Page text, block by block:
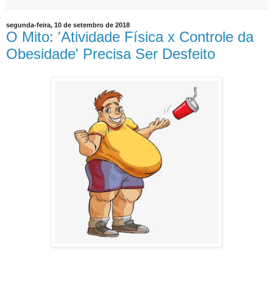
segunda-feira, 10 de setembro de 2018
O Mito: 'Atividade Física x Controle da
Obesidade' Precisa Ser Desfeito